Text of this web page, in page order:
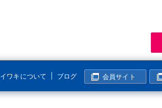
イワキについて ブログ 会員サイト